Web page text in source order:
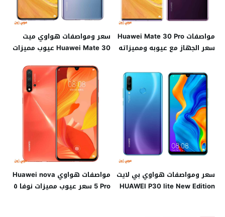
مواصفات Huawei Mate 30 Pro
سعر الجهاز مع عيوبه ومميزاته
سعر ومواصفات هواوي ميت
Huawei Mate 30 عيوب مميزات
سعر ومواصفات هواوي بي لايت
HUAWEI P30 lite New Edition
مواصفات هواوي Huawei nova
5 Pro سعر عيوب مميزات نوفا ٥